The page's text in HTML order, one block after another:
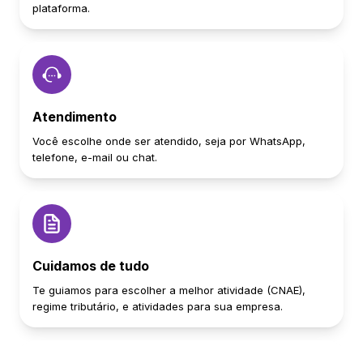
plataforma.
Atendimento
Você escolhe onde ser atendido, seja por WhatsApp,
telefone, e-mail ou chat.
Cuidamos de tudo
Te guiamos para escolher a melhor atividade (CNAE),
regime tributário, e atividades para sua empresa.